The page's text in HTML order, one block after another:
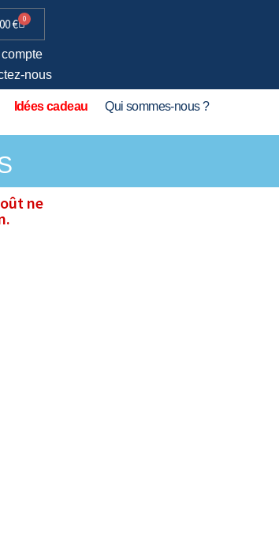
€ 0
nous
Idées cadeau Qui sommes-nous ?
ne